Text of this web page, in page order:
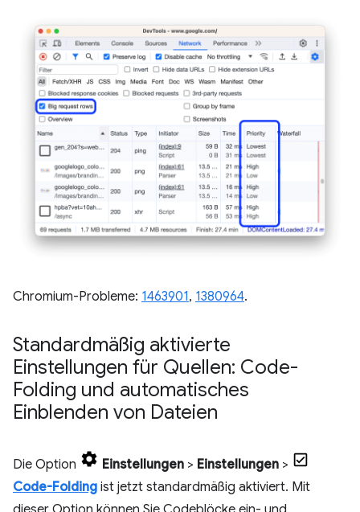
Chromium-Probleme: 1463901, 1380964.
Standardmäßig aktivierte
Einstellungen für Quellen: Code-
Folding und automatisches
Einblenden von Dateien
Die Option Einstellungen > Einstellungen >
Code-Folding ist jetzt standardmäßig aktiviert. Mit